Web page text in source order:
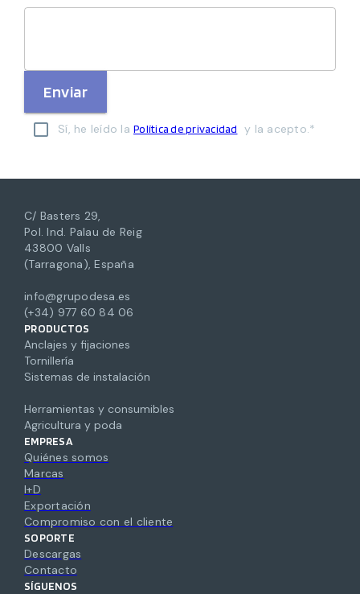
Enviar
Sí, he leído la Política de privacidad y la acepto.*
C/ Basters 29,
Pol. Ind. Palau de Reig
43800 Valls
(Tarragona), España
info@grupodesa.es
(+34) 977 60 84 06
PRODUCTOS
Anclajes y fijaciones
Tornillería
Sistemas de instalación
Herramientas y consumibles
Agricultura y poda
EMPRESA
Quiénes somos
Marcas
I+D
Exportación
Compromiso con el cliente
SOPORTE
Descargas
Contacto
SÍGUENOS